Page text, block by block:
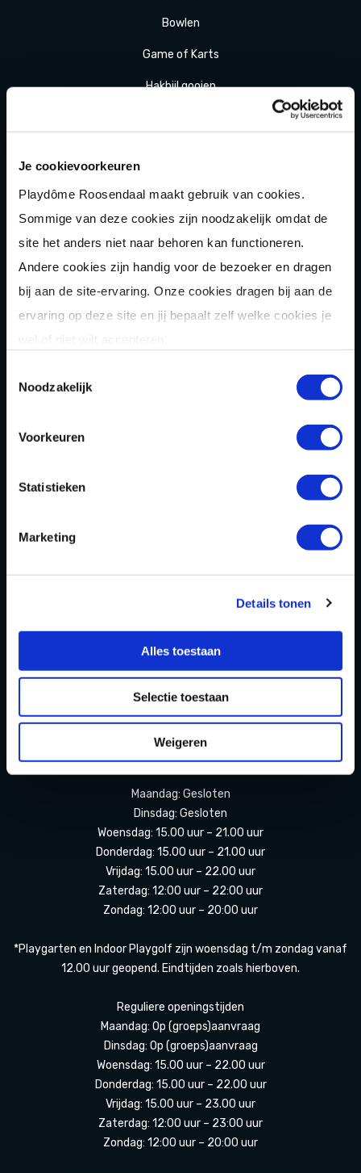
Je cookievoorkeuren
Playdôme Roosendaal maakt gebruik van cookies.
Sommige van deze cookies zijn noodzakelijk omdat de
site het anders niet naar behoren kan functioneren.
Andere cookies zijn handig voor de bezoeker en dragen
bij aan de site-ervaring. Onze cookies dragen bij aan de
ervaring op deze site en jij bepaalt zelf welke cookies je
Noodzakelijk
Voorkeuren
Statistieken
Marketing
Details tonen
Alles toestaan
Selectie toestaan
Weigeren
Bowlen
Game of Karts
Hakbijl gooien
E- chopper
DerSaboteur
Après-Ski Muziekbingo
Partners Playdôme Roosendaal
Cadeaubon
OPENINGSTIJDEN
Openingstijden zomervakantie
Maandag: Gesloten
Dinsdag: Gesloten
Woensdag: 15.00 uur – 21.00 uur
Donderdag: 15.00 uur – 21.00 uur
Vrijdag: 15.00 uur – 22.00 uur
Zaterdag: 12:00 uur – 22:00 uur
Zondag: 12:00 uur – 20:00 uur
*Playgarten en Indoor Playgolf zijn woensdag t/m zondag vanaf
12.00 uur geopend. Eindtijden zoals hierboven.
Reguliere openingstijden
Maandag: Op (groeps)aanvraag
Dinsdag: Op (groeps)aanvraag
Woensdag: 15.00 uur – 22.00 uur
Donderdag: 15.00 uur – 22.00 uur
Vrijdag: 15.00 uur – 23.00 uur
Zaterdag: 12:00 uur – 23:00 uur
Zondag: 12:00 uur – 20:00 uur